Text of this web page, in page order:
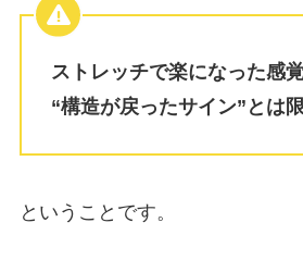
ストレッチで楽になった感
“構造が戻ったサイン”とは
ということです。